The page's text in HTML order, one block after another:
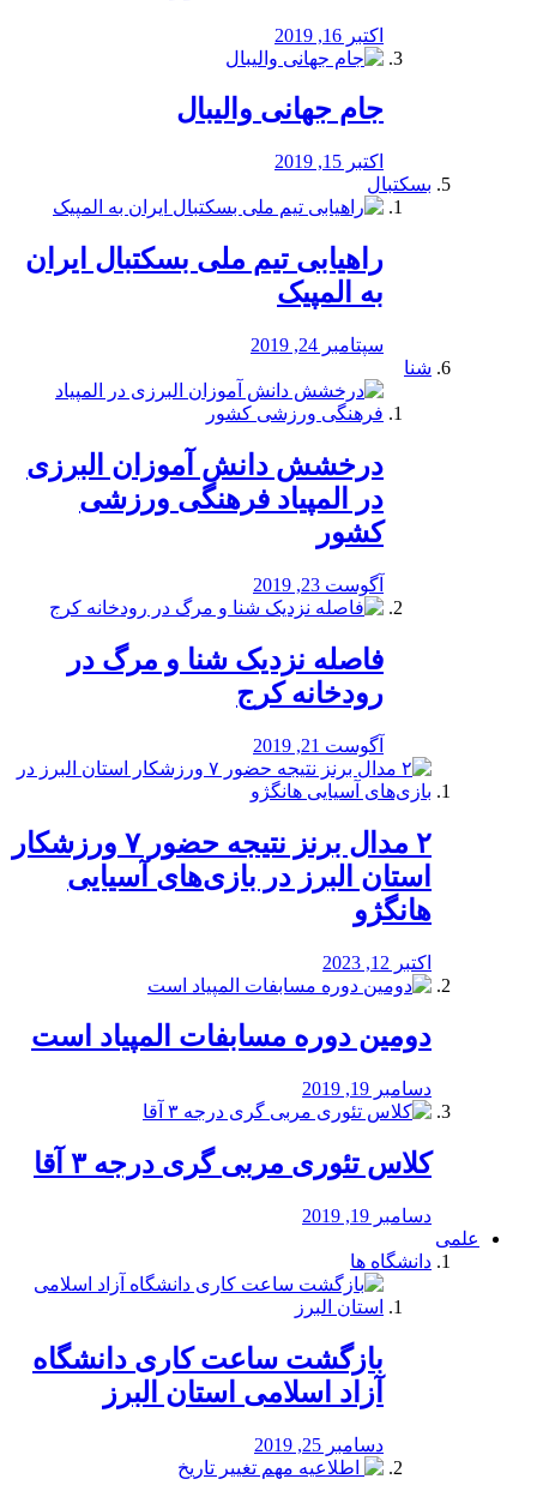
اکتبر 16, 2019
جام جهانی والیبال
اکتبر 15, 2019
بسکتبال
راهیابی تیم ملی بسکتبال ایران
به المپیک
سپتامبر 24, 2019
شنا
درخشش دانش آموزان البرزی
در المپیاد فرهنگی ورزشی
کشور
آگوست 23, 2019
️فاصله نزدیک شنا و مرگ در
رودخانه کرج
آگوست 21, 2019
۲ مدال برنز نتیجه حضور ۷ ورزشکار
استان البرز در بازی‌های آسیایی
هانگژو
اکتبر 12, 2023
دومین دوره مسابفات المپیاد است
دسامبر 19, 2019
کلاس تئوری مربی گری درجه ۳ آقا
دسامبر 19, 2019
علمی
دانشگاه ها
بازگشت ساعت کاری دانشگاه
آزاد اسلامی استان البرز
دسامبر 25, 2019